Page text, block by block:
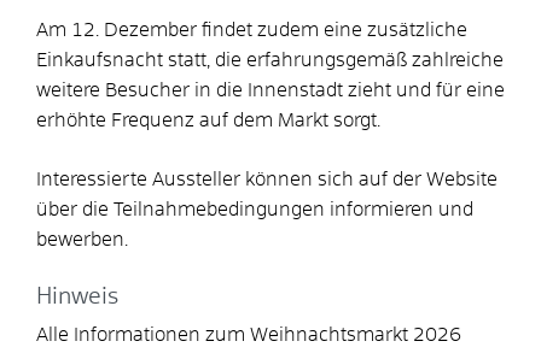
Am 12. Dezember findet zudem eine zusätzliche
Einkaufsnacht statt, die erfahrungsgemäß zahlreiche
weitere Besucher in die Innenstadt zieht und für eine
erhöhte Frequenz auf dem Markt sorgt.
Interessierte Aussteller können sich auf der Website
über die Teilnahmebedingungen informieren und
bewerben.
Hinweis
Alle Informationen zum Weihnachtsmarkt 2026